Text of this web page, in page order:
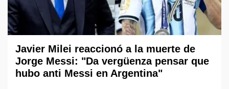
Javier Milei reaccionó a la muerte de
Jorge Messi: "Da vergüenza pensar que
hubo anti Messi en Argentina"